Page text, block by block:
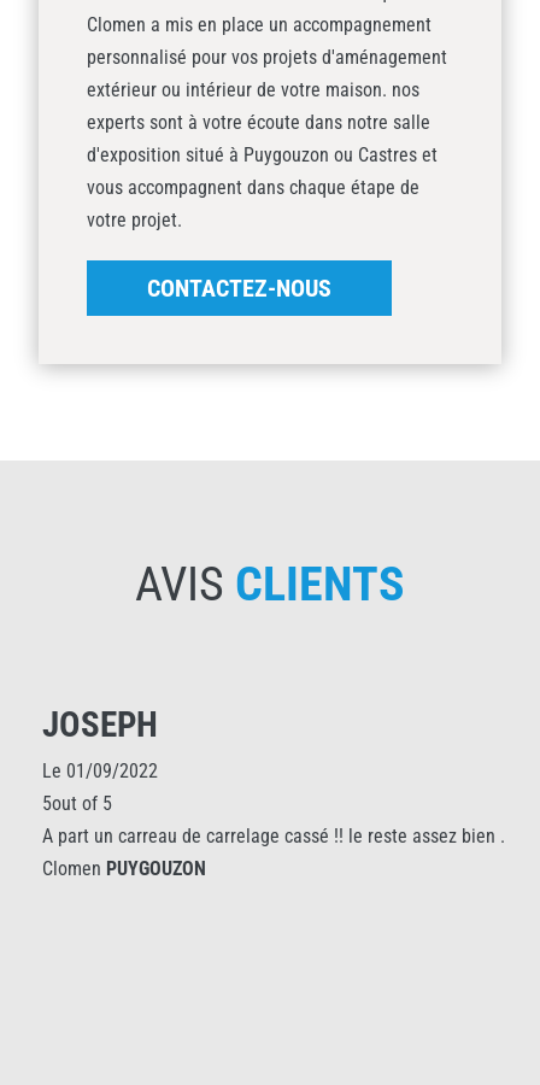
Clomen a mis en place un accompagnement
personnalisé pour vos projets d'aménagement
extérieur ou intérieur de votre maison. nos
experts sont à votre écoute dans notre salle
d'exposition situé à Puygouzon ou Castres et
vous accompagnent dans chaque étape de
votre projet.
CONTACTEZ-NOUS
AVIS CLIENTS
JOSEPH
Le 01/09/2022
5out of 5
A part un carreau de carrelage cassé !! le reste assez bien .
ClomenPUYGOUZON